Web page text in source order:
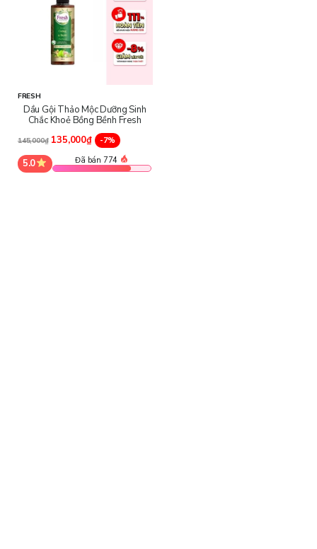
mỗi lần gội
FRESH
Dầu Gội Thảo Mộc Dưỡng Sinh
Chắc Khoẻ Bồng Bềnh Fresh
145,000₫ 135,000₫ -7%
5.0 Đã bán 774